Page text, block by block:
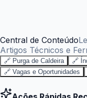
Central de Conteúdo
Artigos Técnicos e
🔗 Purga de Caldeira
🔗
🔗 Vagas e Oportunidades